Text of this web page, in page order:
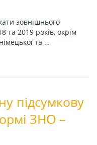
зовнішнього
та 2019 років, окрім
та …
підсумкову
ЗНО –